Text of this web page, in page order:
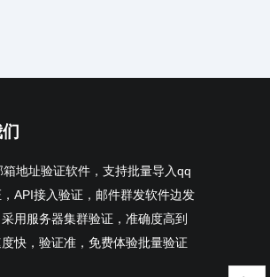
箱地址验证软件，支持批量导入qq
API接入验证，邮件群发软件边发
用服务器集群验证，准确度高到
快，验证准，免费体验批量验证